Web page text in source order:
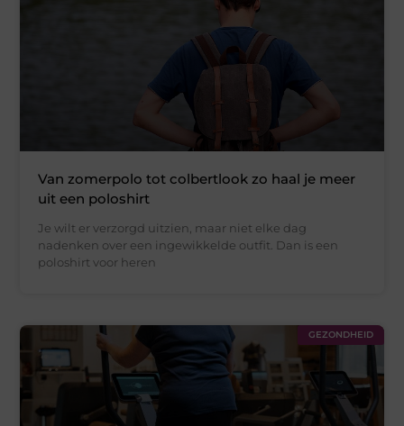
Van zomerpolo tot colbertlook zo haal je meer
uit een poloshirt
Je wilt er verzorgd uitzien, maar niet elke dag
nadenken over een ingewikkelde outfit. Dan is een
poloshirt voor heren
GEZONDHEID